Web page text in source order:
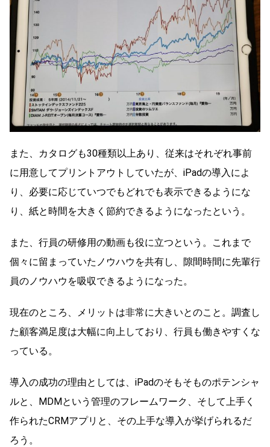
また、カタログも30種類以上あり、従来はそれぞれ事前
に用意してプリントアウトしていたが、iPadの導入によ
り、必要に応じていつでもどれでも表示できるようにな
り、紙と時間を大きく節約できるようになったという。
また、行員の研修用の動画も役に立つという。これまで
個々に留まっていたノウハウを共有し、隙間時間に先輩行
員のノウハウを吸収できるようになった。
現在のところ、メリットは非常に大きいとのこと。調査し
た顧客満足度は大幅に向上しており、行員も働きやすくな
っている。
導入の成功の理由としては、iPadのそもそものポテンシャ
ルと、MDMという管理のフレームワーク、そして上手く
作られたCRMアプリと、その上手な導入が挙げられるだ
ろう。